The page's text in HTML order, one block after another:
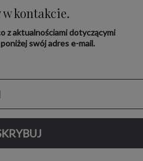
kontakcie.
z aktualnościami dotyczącymi
swój adres e-mail.